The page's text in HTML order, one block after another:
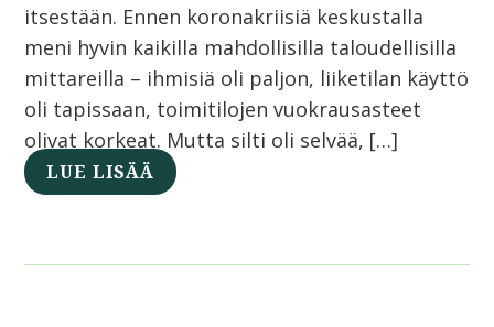
itsestään. Ennen koronakriisiä keskustalla
meni hyvin kaikilla mahdollisilla taloudellisilla
mittareilla – ihmisiä oli paljon, liiketilan käyttö
oli tapissaan, toimitilojen vuokrausasteet
olivat korkeat. Mutta silti oli selvää, […]
LUE LISÄÄ